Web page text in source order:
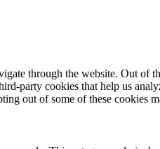
through the website. Out of
party cookies that help us
out of some of these cookies